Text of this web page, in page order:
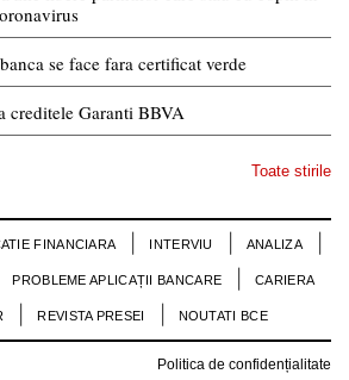
se face fara certificat verde
creditele Garanti BBVA
Toate stirile
FINANCIARA INTERVIU ANALIZA
PROBLEME APLICAȚII BANCARE CARIERA
REVISTA PRESEI NOUTATI BCE
Politica de confidențialitate